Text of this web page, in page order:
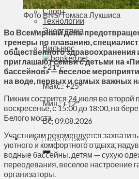
Спорт
Технологии
Энергетика
Вильнюс
+21°C
Макс.:+25°
Мин.:+12°
Вс, 09.08.2026
Фото BNS/Томаса Лукшиса
Во Всемирный день
тренеры по плаванию,
общественного
приглашают семьи с детьми на
бассейнов» — веселое
на воде, первых и самых важных
Пикник состоится 24 июля во второй
воскресенье, с 15:00 до 18:00, на
Белого моста.
Участникам рекомендуется
уютного и комфортного отдыха,
водные бассейны, детям — сухую
переодевания, веселое настроение
организаторы.